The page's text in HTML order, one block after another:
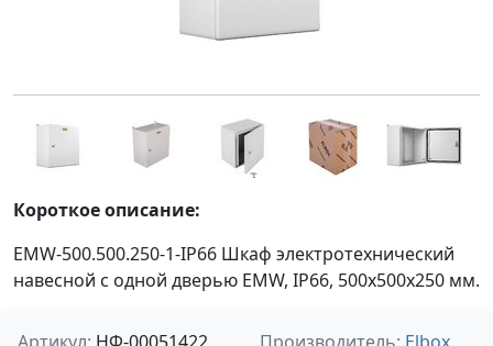
Короткое описание:
EMW-500.500.250-1-IP66 Шкаф электротехнический
навесной с одной дверью EMW, IP66, 500х500х250 мм.